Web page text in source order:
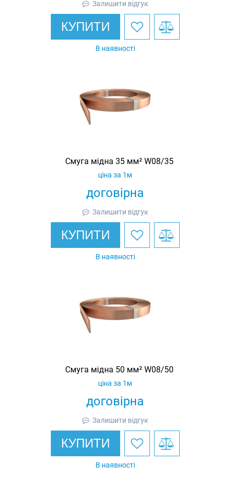
Залишити відгук
КУПИТИ
В наявності
Смуга мідна 35 мм² W08/35
договірна
ціна за 1м
Залишити відгук
КУПИТИ
В наявності
Смуга мідна 50 мм² W08/50
договірна
ціна за 1м
Залишити відгук
КУПИТИ
В наявності